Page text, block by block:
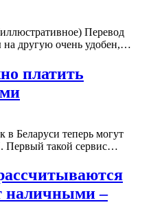
Перевод
на другую очень удобен,…
платить
в Беларуси теперь могут
Первый такой сервис…
наличными –